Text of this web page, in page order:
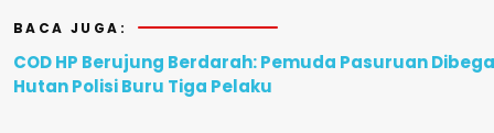
BACA JUGA:
COD HP Berujung Berdarah: Pemuda Pasuruan
Hutan Polisi Buru Tiga Pelaku